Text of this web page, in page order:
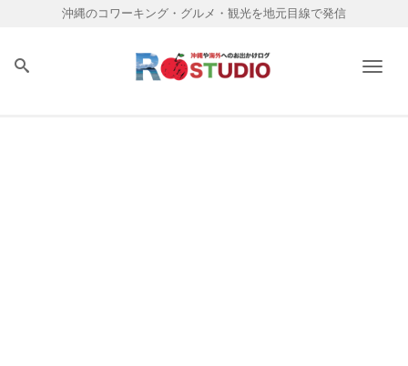
沖縄のコワーキング・グルメ・観光を地元目線で発信